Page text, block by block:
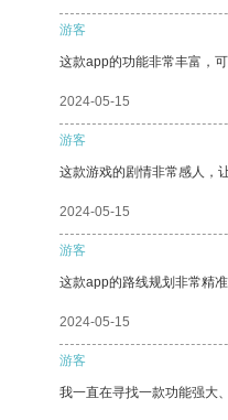
游客
这款app的功能非常丰富，
2024-05-15
游客
这款游戏的剧情非常感人，
2024-05-15
游客
这款app的路线规划非常精
2024-05-15
游客
我一直在寻找一款功能强大